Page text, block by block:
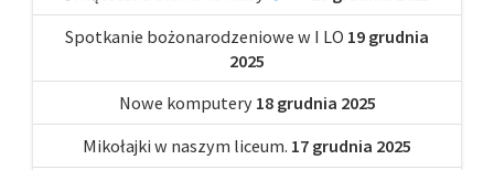
Spotkanie bożonarodzeniowe w I LO 19 grudnia
2025
Nowe komputery 18 grudnia 2025
Mikołajki w naszym liceum. 17 grudnia 2025